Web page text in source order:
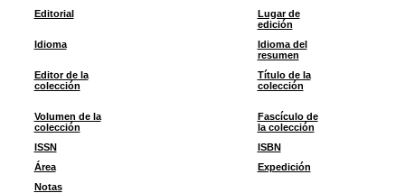
Editorial
Lugar de
edición
Idioma
Idioma del
resumen
Editor de la
colección
Título de la
colección
Volumen de la
colección
Fascículo de
la colección
ISSN
ISBN
Área
Expedición
Notas